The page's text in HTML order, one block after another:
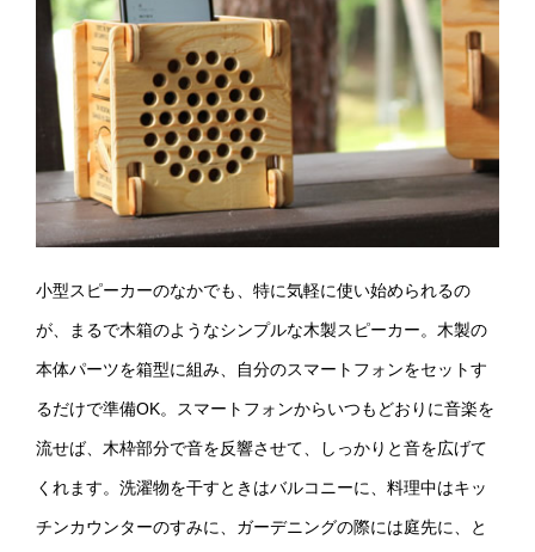
小型スピーカーのなかでも、特に気軽に使い始められるの
が、まるで木箱のようなシンプルな木製スピーカー。木製の
本体パーツを箱型に組み、自分のスマートフォンをセットす
るだけで準備OK。スマートフォンからいつもどおりに音楽を
流せば、木枠部分で音を反響させて、しっかりと音を広げて
くれます。洗濯物を干すときはバルコニーに、料理中はキッ
チンカウンターのすみに、ガーデニングの際には庭先に、と